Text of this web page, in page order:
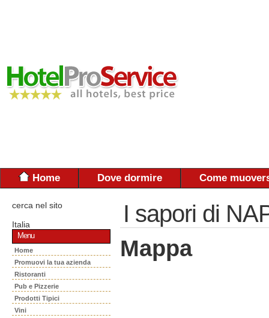
Home Dove dormire Come
cerca nel sito
Italia
Menu
Home
Promuovi la tua azienda
Ristoranti
Pub e Pizzerie
Prodotti Tipici
Vini
I sapori di
Mappa